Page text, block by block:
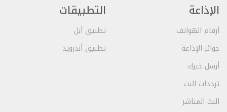
الإذاعة
أرقام الهواتف
جوائز الإذاعة
أرسل خبرك
ترددات البث
البث المباشر
التطبيقات
تطبيق أبل
تطبيق أندرويد